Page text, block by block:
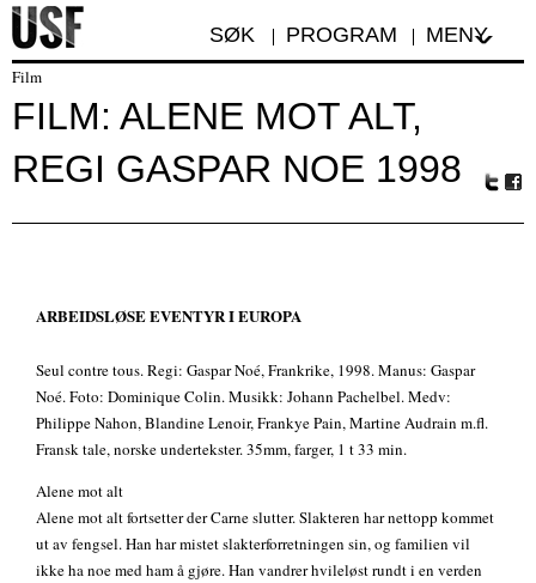
SØK PROGRAM MENY
Film
FILM: ALENE MOT ALT,
REGI GASPAR NOE 1998
ARBEIDSLØSE EVENTYR I EUROPA
Seul contre tous. Regi: Gaspar Noé, Frankrike, 1998. Manus: Gaspar
Noé. Foto: Dominique Colin. Musikk: Johann Pachelbel. Medv:
Philippe Nahon, Blandine Lenoir, Frankye Pain, Martine Audrain m.fl.
Fransk tale, norske undertekster. 35mm, farger, 1 t 33 min.
Alene mot alt
Alene mot alt fortsetter der Carne slutter. Slakteren har nettopp kommet
ut av fengsel. Han har mistet slakterforretningen sin, og familien vil
ikke ha noe med ham å gjøre. Han vandrer hvileløst rundt i en verden